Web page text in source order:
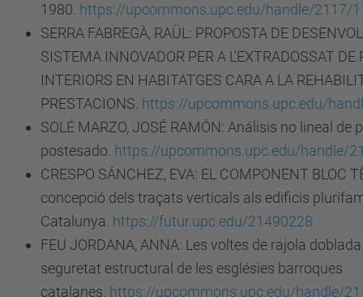
1980. https://upcommons.upc.edu/handle/2117/
SERRA FABREGÀ, RAÜL: PROPOSTA DE
SISTEMA INNOVADOR PER A L'EXTRADOSSAT DE
INTERIORS EN HABITATGES CARA A LA
PRESTACIONS. https://upcommons.upc.edu/
SOLÉ MARZO, JOSÉ RAMÓN: Análisis no lineal
postesado. https://upcommons.upc.edu/handle/
CRESPO SÁNCHEZ, EVA: EL COMPONENT BLOC
concepció dels traçats verticals als edificis
Catalunya. https://futur.upc.edu/21490228
FEU JORDANA, ANNA: Les voltes de rajola
seguretat estructural de les esglésies barroques
catalanes. https://upcommons.upc.edu/handle/